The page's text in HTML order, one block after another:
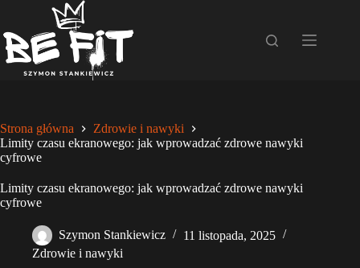
treści
Strona główna
Zdrowie i nawyki
Limity czasu ekranowego: jak wprowadzać zdrowe nawyki
cyfrowe
Limity czasu ekranowego: jak wprowadzać zdrowe nawyki
cyfrowe
Szymon Stankiewicz
11 listopada, 2025
Zdrowie i nawyki